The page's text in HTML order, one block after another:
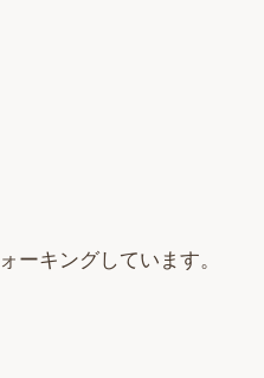
ーキングしています。